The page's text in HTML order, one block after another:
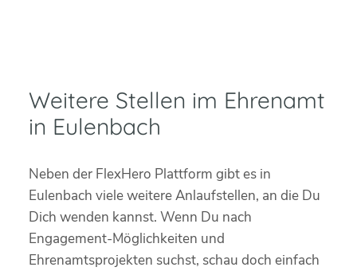
Weitere Stellen im Ehrenamt
in Eulenbach
Neben der FlexHero Plattform gibt es in
Eulenbach viele weitere Anlaufstellen, an die Du
Dich wenden kannst. Wenn Du nach
Engagement-Möglichkeiten und
Ehrenamtsprojekten suchst, schau doch einfach